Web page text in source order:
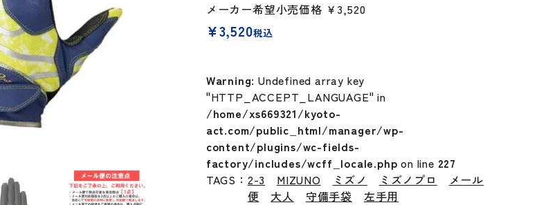
メーカー希望小売価格 ￥3,520
¥3,520税込
Warning: Undefined array key
"HTTP_ACCEPT_LANGUAGE" in
/home/xs669321/kyoto-
act.com/public_html/manager/wp-
content/plugins/wc-fields-
factory/includes/wcff_locale.php on line 227
TAGS： 2-3 MIZUNO ミズノ ミズノプロ
メール
便
大人 守備手袋
左手用